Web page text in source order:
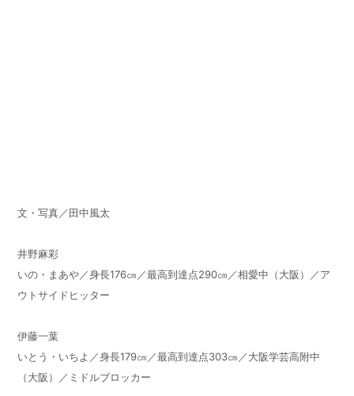
文・写真／田中風太
井野麻彩
いの・まあや／身長176㎝／最高到達点290㎝／相愛中（大阪）／ア
ウトサイドヒッター
伊藤一葉
いとう・いちよ／身長179㎝／最高到達点303㎝／大阪学芸高附中
（大阪）／ミドルブロッカー